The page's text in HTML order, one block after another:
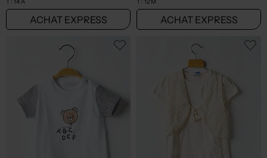
T : 14 A
ACHAT EXPRESS
T : 12 M
ACHAT EXPRESS